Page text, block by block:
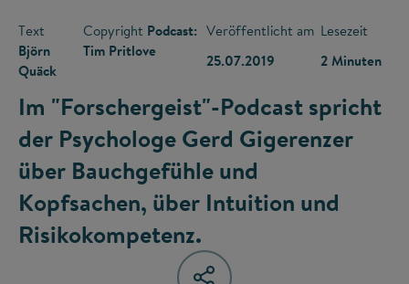
Text
Björn
Quäck
Copyright Podcast:
Tim Pritlove
Veröffentlicht am
25.07.2019
Lesezeit
2 Minuten
Im "Forschergeist"-Podcast spricht
der Psychologe Gerd Gigerenzer
über Bauchgefühle und
Kopfsachen, über Intuition und
Risikokompetenz.